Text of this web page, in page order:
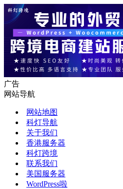
广告
网站导航
网站地图
科灯导航
关于我们
香港服务器
科灯跨境
联系我们
美国服务器
WordPress啦